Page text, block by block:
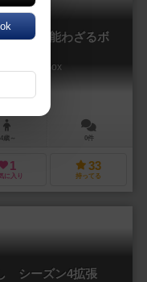
ること能わざるボ
Box
歳～ 0件
1
に入り
33
持ってる
シーズン4拡張